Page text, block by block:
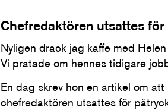
Chefredaktören utsattes
Nyligen drack jag kaffe med
Vi pratade om hennes tidigare
En dag skrev hon en artikel om
chefredaktören utsattes för